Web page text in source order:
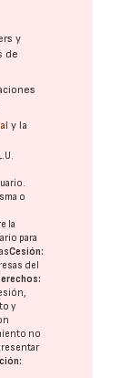
y
de
y la
o
la
para
Cesión:
del
y
no